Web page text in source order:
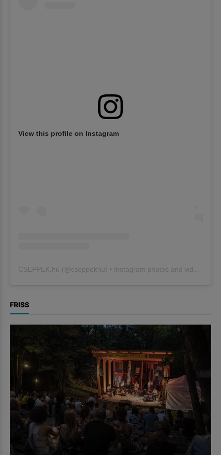
View this profile on Instagram
CSEPPEK.hu (@cseppekhu ) • Instagram photos and videos
FRISS